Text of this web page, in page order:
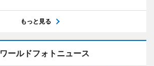
もっと見る
ワールドフォトニュース